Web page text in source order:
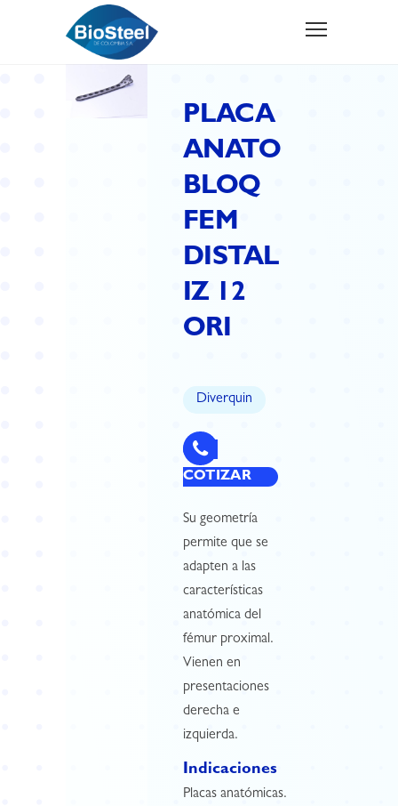
PLACA
ANATO
BLOQ
FEM
DISTAL
IZ 12
ORI
Diverquin
COTIZAR
Su geometría
permite que se
adapten a las
características
anatómica del
fémur proximal.
Vienen en
presentaciones
derecha e
izquierda.
Indicaciones
Placas anatómicas.